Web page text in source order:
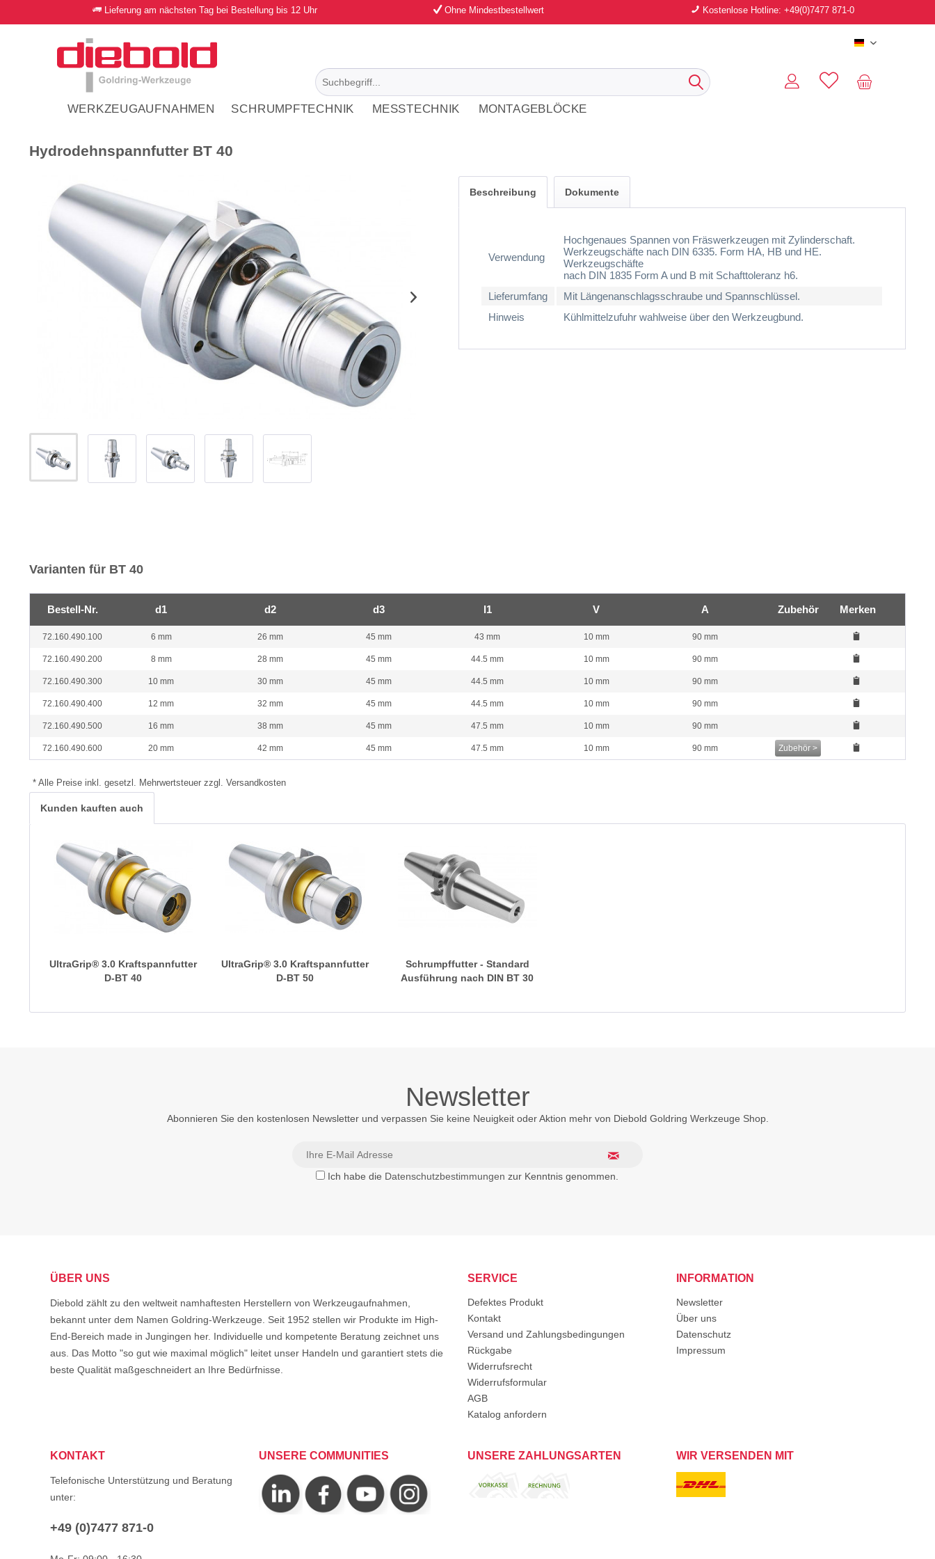
Lieferung am nächsten Tag bei Bestellung bis 12 Uhr Ohne Mindestbestellwert Kostenlose Hotline: +49(0)7477 871-0
Deutsch
WERKZEUGAUFNAHMEN SCHRUMPFTECHNIK MESSTECHNIK MONTAGEBLÖCKE
Hydrodehnspannfutter BT 40
Beschreibung Dokumente
Verwendung
Hochgenaues Spannen von Fräswerkzeugen mit Zylinderschaft.
Werkzeugschäfte nach DIN 6335. Form HA, HB und HE.
Werkzeugschäfte
nach DIN 1835 Form A und B mit Schafttoleranz h6.
Lieferumfang
Mit Längenanschlagsschraube und Spannschlüssel.
Hinweis
Kühlmittelzufuhr wahlweise über den Werkzeugbund.
Varianten für BT 40
Bestell-Nr. d1 d2 d3 l1 V A Zubehör Merken
72.160.490.100 6 mm 26 mm 45 mm 43 mm 10 mm 90 mm
72.160.490.200 8 mm 28 mm 45 mm 44.5 mm 10 mm 90 mm
72.160.490.300 10 mm 30 mm 45 mm 44.5 mm 10 mm 90 mm
72.160.490.400 12 mm 32 mm 45 mm 44.5 mm 10 mm 90 mm
72.160.490.500 16 mm 38 mm 45 mm 47.5 mm 10 mm 90 mm
72.160.490.600 20 mm 42 mm 45 mm 47.5 mm 10 mm 90 mm Zubehör >
* Alle Preise inkl. gesetzl. Mehrwertsteuer zzgl. Versandkosten
Kunden kauften auch
UltraGrip® 3.0 Kraftspannfutter
D-BT 40
UltraGrip® 3.0 Kraftspannfutter
D-BT 50
Schrumpffutter - Standard
Ausführung nach DIN BT 30
Newsletter
Abonnieren Sie den kostenlosen Newsletter und verpassen Sie keine Neuigkeit oder Aktion mehr von Diebold Goldring Werkzeuge Shop.
Ich habe die Datenschutzbestimmungen zur Kenntnis genommen.
ÜBER UNS
Diebold zählt zu den weltweit namhaftesten Herstellern von Werkzeugaufnahmen,
bekannt unter dem Namen Goldring-Werkzeuge. Seit 1952 stellen wir Produkte im High-
End-Bereich made in Jungingen her. Individuelle und kompetente Beratung zeichnet uns
aus. Das Motto "so gut wie maximal möglich" leitet unser Handeln und garantiert stets die
beste Qualität maßgeschneidert an Ihre Bedürfnisse.
SERVICE
Defektes Produkt
Kontakt
Versand und Zahlungsbedingungen
Rückgabe
Widerrufsrecht
Widerrufsformular
AGB
Katalog anfordern
INFORMATION
Newsletter
Über uns
Datenschutz
Impressum
KONTAKT
Telefonische Unterstützung und Beratung
unter:
+49 (0)7477 871-0
UNSERE COMMUNITIES UNSERE ZAHLUNGSARTEN WIR VERSENDEN MIT